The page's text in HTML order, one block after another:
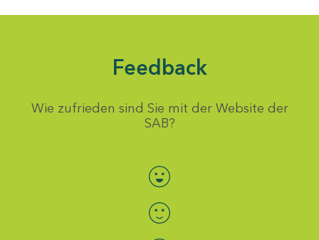
Feedback
Wie zufrieden sind Sie mit der Website der
SAB?
Bewertung auswählen